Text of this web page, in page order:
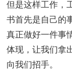
但是这样工作，
书首先是自己的
真正做好一件事
体现，让我们拿
向我们招手。